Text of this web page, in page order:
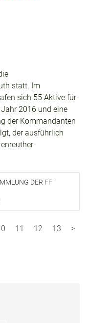
statt. Im
sich 55 Aktive für
2016 und eine
der Kommandanten
der ausführlich
DER FF
11 12 13